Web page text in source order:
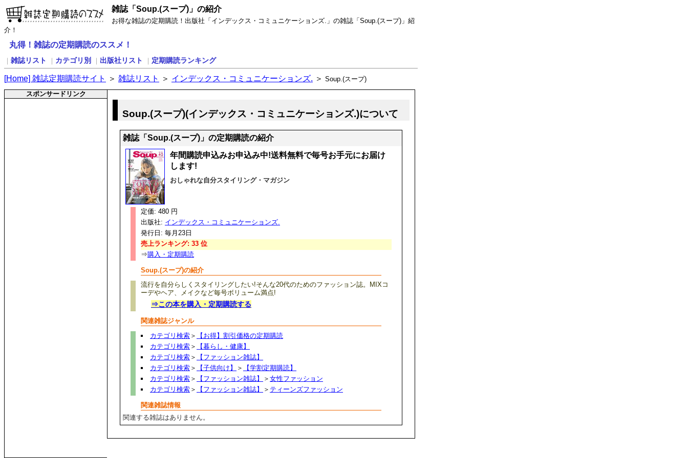
雑誌「Soup.(スープ)」の紹介
お得な雑誌の定期購読！出版社「インデックス・コミュニケーションズ.」の雑誌「Soup.(スープ)」紹
介！
丸得！雑誌の定期購読のススメ！
雑誌リスト カテゴリ別 出版社リスト 定期購読ランキング
[Home] 雑誌定期購読サイト ＞ 雑誌リスト ＞ インデックス・コミュニケーションズ. ＞ Soup.(スープ)
スポンサードリンク
Soup.(スープ)(インデックス・コミュニケーションズ.)について
雑誌「Soup.(スープ)」の定期購読の紹介
年間購読申込みお申込み中!送料無料で毎号お手元にお届け
します!
おしゃれな自分スタイリング・マガジン
定価: 480 円
出版社: インデックス・コミュニケーションズ.
発行日: 毎月23日
売上ランキング: 33 位
⇒購入・定期購読
Soup.(スープ)の紹介
流行を自分らしくスタイリングしたい!そんな20代のためのファッション誌。MIXコ
ーデやヘア、メイクなど毎号ボリューム満点!
⇒この本を購入・定期購読する
関連雑誌ジャンル
カテゴリ検索 ＞
【お得】割引価格の定期購読
カテゴリ検索 ＞
【暮らし・健康】
カテゴリ検索 ＞
【ファッション雑誌】
カテゴリ検索 ＞ 【子供向け】 ＞
【学割定期購読】
カテゴリ検索 ＞ 【ファッション雑誌】 ＞ 女性ファッション
カテゴリ検索 ＞ 【ファッション雑誌】 ＞ ティーンズファッション
関連雑誌情報
関連する雑誌はありません。